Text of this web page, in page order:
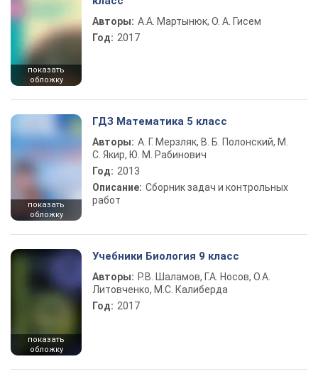
показать
обложку
Авторы: А.А. Мартынюк, О. А. Гисем
Год: 2017
показать
обложку
ГДЗ Математика 5 класс
Авторы: А. Г. Мерзляк, В. Б. Полонский, М.
С. Якир, Ю. М. Рабинович
Год: 2013
Описание: Сборник задач и контрольных
работ
показать
обложку
Учебники Биология 9 класс
Авторы: Р.В. Шаламов, Г.А. Носов, О.А.
Литовченко, М.С. Калиберда
Год: 2017